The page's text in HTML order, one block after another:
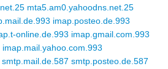
mta5.am0.yahoodns.net.25
imap.posteo.de.993
online.de.993 imap.gmail.com.993
imap.mail.yahoo.com.993
smtp.mail.de.587 smtp.posteo.de.587